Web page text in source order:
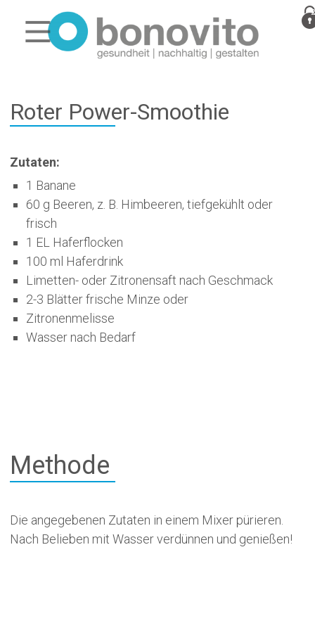
Roter Power-Smoothie
Zutaten:
1 Banane
60 g Beeren, z. B. Himbeeren, tiefgekühlt oder
frisch
1 EL Haferflocken
100 ml Haferdrink
Limetten- oder Zitronensaft nach Geschmack
2-3 Blätter frische Minze oder
Zitronenmelisse
Wasser nach Bedarf
Methode
Die angegebenen Zutaten in einem Mixer pürieren.
Nach Belieben mit Wasser verdünnen und genießen!